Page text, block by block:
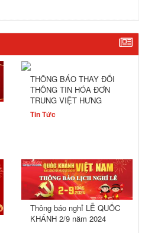
THÔNG BÁO THAY ĐỔI
THÔNG TIN HÓA ĐƠN
TRUNG VIỆT HƯNG
Tin Tức
Thông báo nghỉ LỄ QUỐC
KHÁNH 2/9 năm 2024